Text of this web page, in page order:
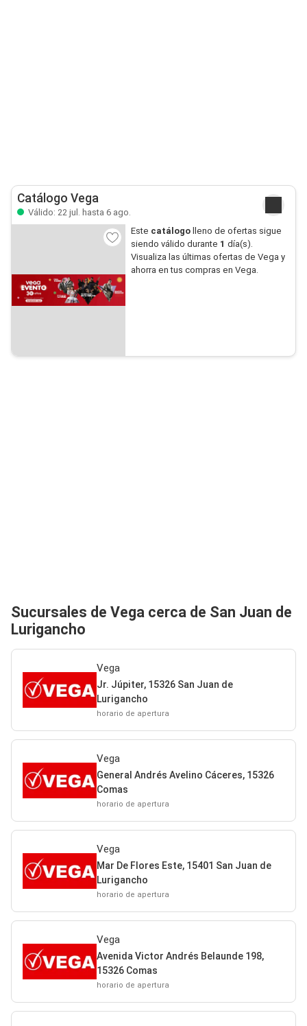
Catálogo Vega
Válido: 22 jul. hasta 6 ago.
Este catálogo lleno de ofertas sigue
siendo válido durante 1 día(s).
Visualiza las últimas ofertas de Vega y
ahorra en tus compras en Vega.
Sucursales de Vega cerca de San Juan de
Lurigancho
Vega
Jr. Júpiter, 15326 San Juan de
Lurigancho
horario de apertura
Vega
General Andrés Avelino Cáceres, 15326
Comas
horario de apertura
Vega
Mar De Flores Este, 15401 San Juan de
Lurigancho
horario de apertura
Vega
Avenida Victor Andrés Belaunde 198,
15326 Comas
horario de apertura